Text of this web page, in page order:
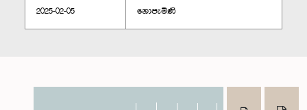
2025-02-05 නොපැමිණි